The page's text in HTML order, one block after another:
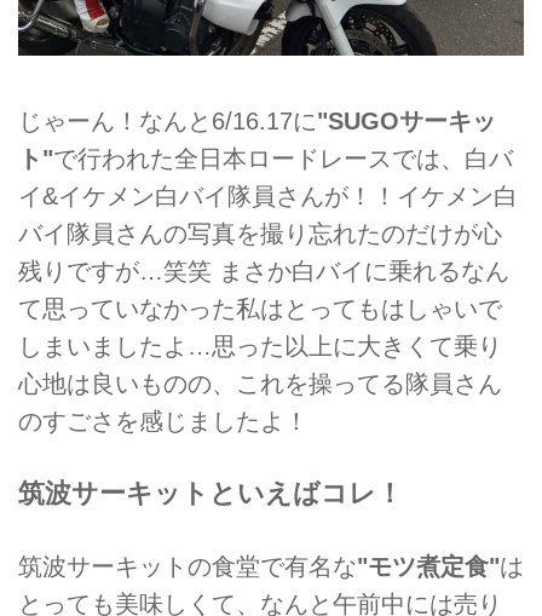
じゃーん！なんと6/16.17に"SUGOサーキッ
ト"で行われた全日本ロードレースでは、白バ
イ&イケメン白バイ隊員さんが！！イケメン白
バイ隊員さんの写真を撮り忘れたのだけが心
残りですが…笑笑 まさか白バイに乗れるなん
て思っていなかった私はとってもはしゃいで
しまいましたよ…思った以上に大きくて乗り
心地は良いものの、これを操ってる隊員さん
のすごさを感じましたよ！
筑波サーキットといえばコレ！
筑波サーキットの食堂で有名な"モツ煮定食"は
とっても美味しくて、なんと午前中には売り